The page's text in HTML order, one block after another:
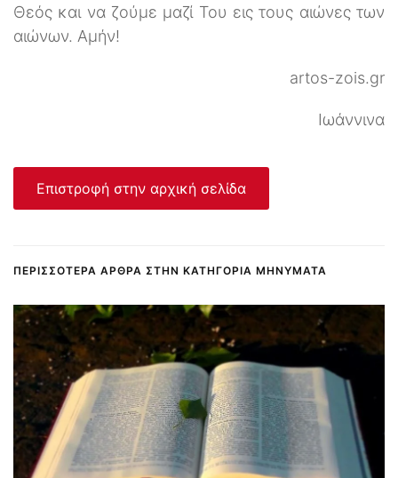
Θεός και να ζούμε μαζί Του εις τους αιώνες των
αιώνων. Αμήν!
artos-zois.gr
Ιωάννινα
Επιστροφή στην αρχική σελίδα
ΠΕΡΙΣΣΌΤΕΡΑ ΆΡΘΡΑ ΣΤΗΝ ΚΑΤΗΓΟΡΊΑ ΜΗΝΎΜΑΤΑ